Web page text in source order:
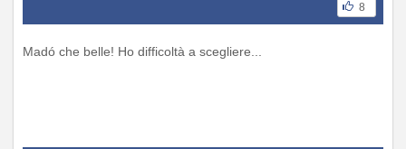
8
Madó che belle! Ho difficoltà a scegliere...